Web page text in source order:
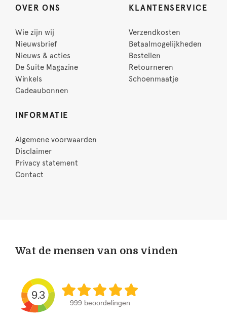
OVER ONS
Wie zijn wij
Nieuwsbrief
Nieuws & acties
De Suite Magazine
Winkels
Cadeaubonnen
KLANTENSERVICE
Verzendkosten
Betaalmogelijkheden
Bestellen
Retourneren
Schoenmaatje
INFORMATIE
Algemene voorwaarden
Disclaimer
Privacy statement
Contact
Wat de mensen van ons vinden
9.3
999 beoordelingen